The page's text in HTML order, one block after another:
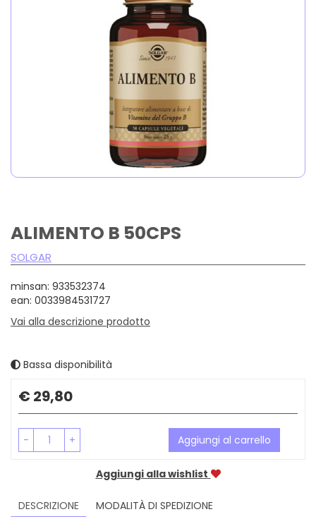
ALIMENTO B 50CPS
SOLGAR
minsan: 933532374
ean: 0033984531727
Vai alla descrizione prodotto
Bassa disponibilità
Prezzo
€ 29,80
- + Aggiungi al carrello
Aggiungi alla wishlist
DESCRIZIONE
MODALITÀ DI SPEDIZIONE